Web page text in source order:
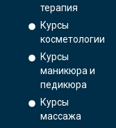
терапия
Курсы
косметологии
Курсы
маникюра и
педикюра
Курсы
массажа